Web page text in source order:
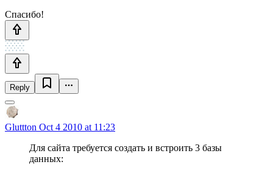
Спасибо!
Reply
Gluttton Oct 4 2010 at 11:23
Для сайта требуется создать и встроить 3 базы
данных: